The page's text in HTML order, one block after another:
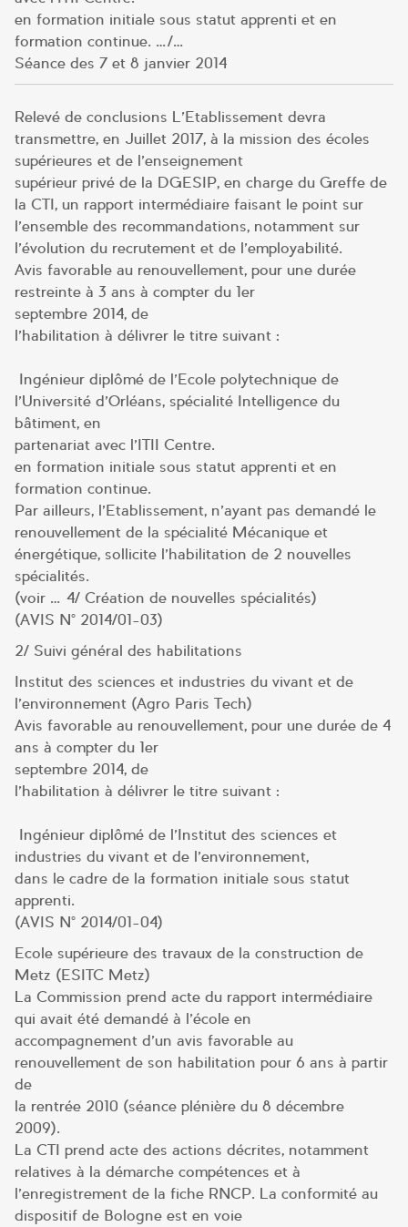
en formation initiale sous statut apprenti et en
formation continue. …/…
Séance des 7 et 8 janvier 2014
Relevé de conclusions L’Etablissement devra
transmettre, en Juillet 2017, à la mission des écoles
supérieures et de l’enseignement
supérieur privé de la DGESIP, en charge du Greffe de
la CTI, un rapport intermédiaire faisant le point sur
l’ensemble des recommandations, notamment sur
l’évolution du recrutement et de l’employabilité.
Avis favorable au renouvellement, pour une durée
restreinte à 3 ans à compter du 1er
septembre 2014, de
l’habilitation à délivrer le titre suivant :
Ingénieur diplômé de l’Ecole polytechnique de
l’Université d’Orléans, spécialité Intelligence du
bâtiment, en
partenariat avec l’ITII Centre.
en formation initiale sous statut apprenti et en
formation continue.
Par ailleurs, l’Etablissement, n’ayant pas demandé le
renouvellement de la spécialité Mécanique et
énergétique, sollicite l’habilitation de 2 nouvelles
spécialités.
(voir … 4/ Création de nouvelles spécialités)
(AVIS N° 2014/01-03)
2/ Suivi général des habilitations
Institut des sciences et industries du vivant et de
l’environnement (Agro Paris Tech)
Avis favorable au renouvellement, pour une durée de 4
ans à compter du 1er
septembre 2014, de
l’habilitation à délivrer le titre suivant :
Ingénieur diplômé de l’Institut des sciences et
industries du vivant et de l’environnement,
dans le cadre de la formation initiale sous statut
apprenti.
(AVIS N° 2014/01-04)
Ecole supérieure des travaux de la construction de
Metz (ESITC Metz)
La Commission prend acte du rapport intermédiaire
qui avait été demandé à l’école en
accompagnement d’un avis favorable au
renouvellement de son habilitation pour 6 ans à partir
de
la rentrée 2010 (séance plénière du 8 décembre
2009).
La CTI prend acte des actions décrites, notamment
relatives à la démarche compétences et à
l’enregistrement de la fiche RNCP. La conformité au
dispositif de Bologne est en voie